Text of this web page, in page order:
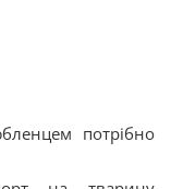
потрібно